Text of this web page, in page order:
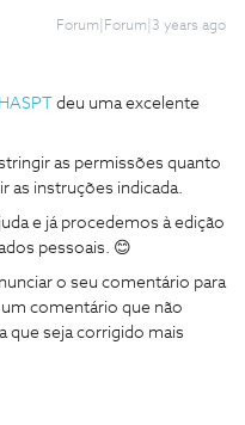
Forum|Forum|3 years ago
deu uma excelente
as permissões quanto
as instruções indicada.
e já procedemos à edição
pessoais. 😊
o seu comentário para
comentário que não
que seja corrigido mais